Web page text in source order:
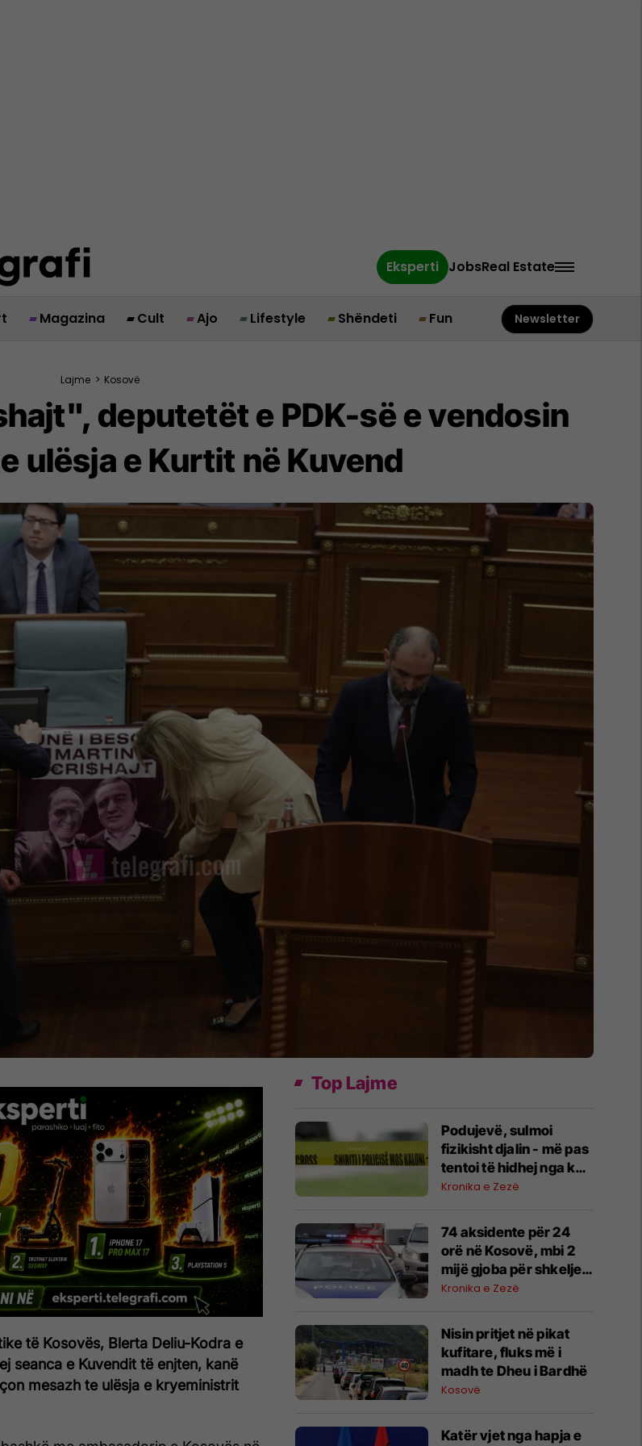
Eksperti JobsReal Estate
Magazina Cult Ajo Lifestyle Shëndeti Fun Newsletter
Lajme > Kosovë
deputetët e PDK-së e vendosin
ulësja e Kurtit në Kuvend
të Kosovës, Blerta Deliu-Kodra e
seanca e Kuvendit të enjten, kanë
mesazh te ulësja e kryeministrit
Top Lajme
Podujevë, sulmoi
fizikisht djalin - më pas
tentoi të hidhej nga kati
i dytë
Kronika e Zezë
74 aksidente për 24
orë në Kosovë, mbi 2
mijë gjoba për shkelje
në trafik
Kronika e Zezë
Nisin pritjet në pikat
kufitare, fluks më i
madh te Dheu i Bardhë
Kosovë
​Katër vjet nga hapja e